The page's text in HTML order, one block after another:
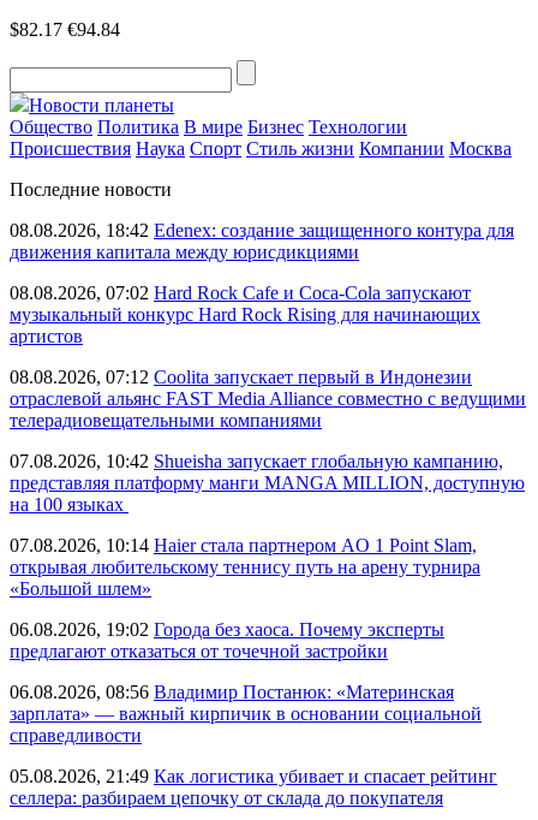
$82.17 €94.84
Новости планеты
Общество Политика В мире Бизнес Технологии
Происшествия Наука Спорт Стиль жизни Компании Москва
Последние новости
08.08.2026, 18:42 Edenex: создание защищенного контура для
движения капитала между юрисдикциями
08.08.2026, 07:02 Hard Rock Cafe и Coca-Cola запускают
музыкальный конкурс Hard Rock Rising для начинающих
артистов
08.08.2026, 07:12 Coolita запускает первый в Индонезии
отраслевой альянс FAST Media Alliance совместно с ведущими
телерадиовещательными компаниями
07.08.2026, 10:42 Shueisha запускает глобальную кампанию,
представляя платформу манги MANGA MILLION, доступную
на 100 языках
07.08.2026, 10:14 Haier стала партнером AO 1 Point Slam,
открывая любительскому теннису путь на арену турнира
«Большой шлем»
06.08.2026, 19:02 Города без хаоса. Почему эксперты
предлагают отказаться от точечной застройки
06.08.2026, 08:56 Владимир Постанюк: «Материнская
зарплата» — важный кирпичик в основании социальной
справедливости
05.08.2026, 21:49 Как логистика убивает и спасает рейтинг
селлера: разбираем цепочку от склада до покупателя